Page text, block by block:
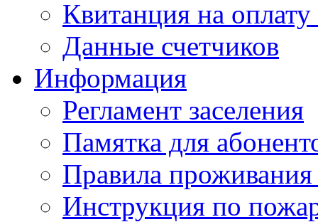
Квитанция на
Данные счетчиков
Информация
Регламент заселения
Памятка для
Правила
Инструкция по